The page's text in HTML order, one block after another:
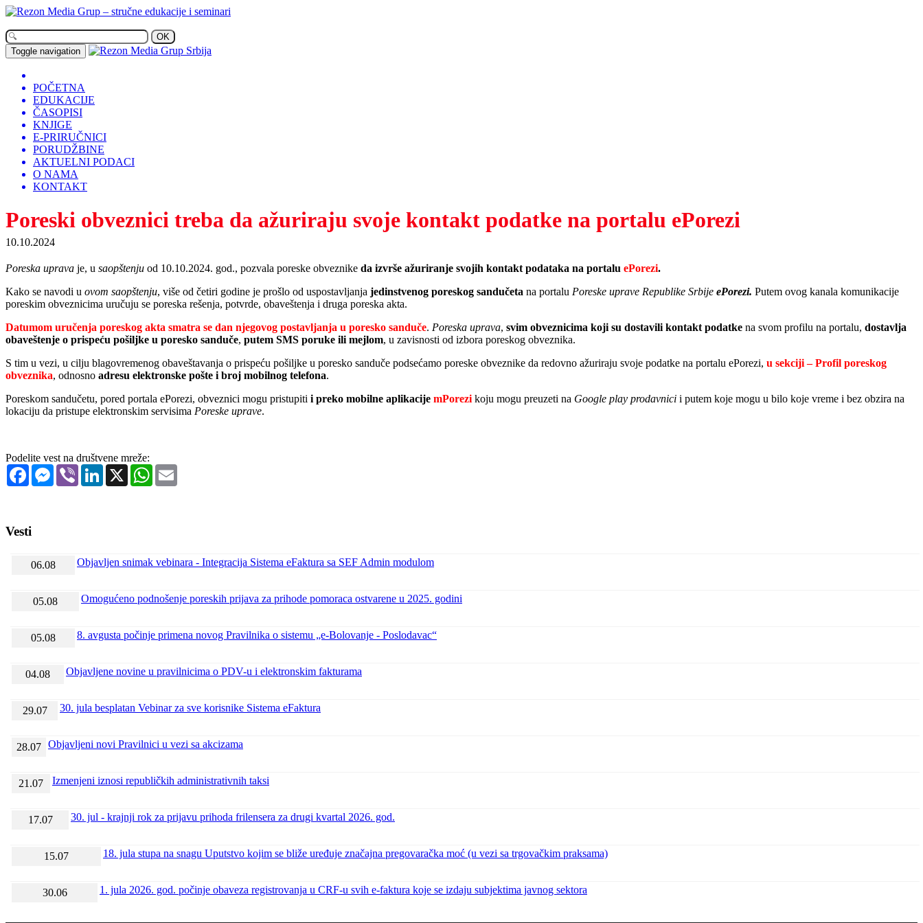
OK
Toggle navigation
POČETNA
EDUKACIJE
ČASOPISI
KNJIGE
E-PRIRUČNICI
PORUDŽBINE
AKTUELNI PODACI
O NAMA
KONTAKT
Poreski obveznici treba da ažuriraju svoje kontakt podatke na portalu ePorezi
10.10.2024
Poreska uprava je, u saopštenju od 10.10.2024. god., pozvala poreske obveznike da izvrše ažuriranje svojih kontakt podataka na portalu ePorezi.
Kako se navodi u ovom saopštenju, više od četiri godine je prošlo od uspostavljanja jedinstvenog poreskog sandučeta na portalu Poreske uprave Republike Srbije ePorezi. Putem ovog kanala komunikacije
poreskim obveznicima uručuju se poreska rešenja, potvrde, obaveštenja i druga poreska akta.
Datumom uručenja poreskog akta smatra se dan njegovog postavljanja u poresko sanduče. Poreska uprava, svim obveznicima koji su dostavili kontakt podatke na svom profilu na portalu, dostavlja
obaveštenje o prispeću pošiljke u poresko sanduče, putem SMS poruke ili mejlom, u zavisnosti od izbora poreskog obveznika.
S tim u vezi, u cilju blagovremenog obaveštavanja o prispeću pošiljke u poresko sanduče podsećamo poreske obveznike da redovno ažuriraju svoje podatke na portalu ePorezi, u sekciji – Profil poreskog
obveznika, odnosno adresu elektronske pošte i broj mobilnog telefona.
Poreskom sandučetu, pored portala ePorezi, obveznici mogu pristupiti i preko mobilne aplikacije mPorezikoju mogu preuzeti na Google play prodavnici i putem koje mogu u bilo koje vreme i bez obzira na
lokaciju da pristupe elektronskim servisima Poreske uprave.
Podelite vest na društvene mreže:
FacebookMessenger
Viber LinkedIn
X WhatsApp
Vesti
06.08 Objavljen snimak vebinara - Integracija Sistema eFaktura sa SEF Admin modulom
05.08 Omogućeno podnošenje poreskih prijava za prihode pomoraca ostvarene u 2025. godini
05.08 8. avgusta počinje primena novog Pravilnika o sistemu „e-Bolovanje - Poslodavac“
04.08 Objavljene novine u pravilnicima o PDV-u i elektronskim fakturama
29.07 30. jula besplatan Vebinar za sve korisnike Sistema eFaktura
28.07 Objavljeni novi Pravilnici u vezi sa akcizama
21.07 Izmenjeni iznosi republičkih administrativnih taksi
17.07 30. jul - krajnji rok za prijavu prihoda frilensera za drugi kvartal 2026. god.
15.07 18. jula stupa na snagu Uputstvo kojim se bliže uređuje značajna pregovaračka moć (u vezi sa trgovačkim praksama)
30.06 1. jula 2026. god. počinje obaveza registrovanja u CRF-u svih e-faktura koje se izdaju subjektima javnog sektora